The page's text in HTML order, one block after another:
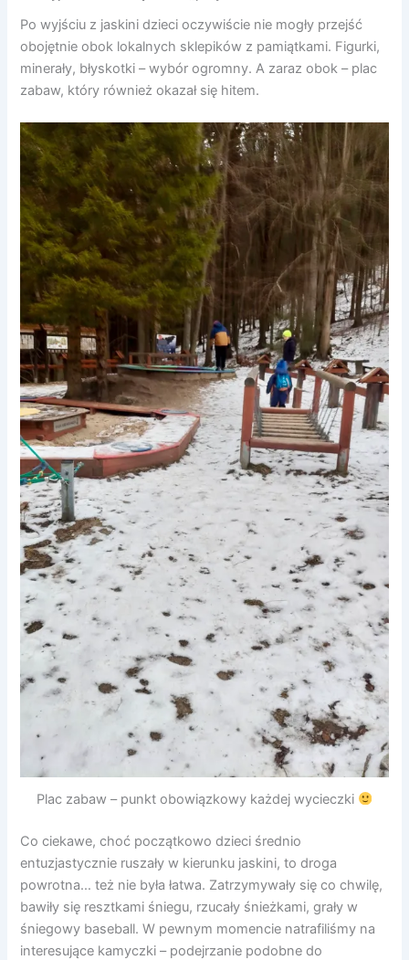
Po wyjściu z jaskini dzieci oczywiście nie mogły przejść
obojętnie obok lokalnych sklepików z pamiątkami. Figurki,
minerały, błyskotki – wybór ogromny. A zaraz obok – plac
zabaw, który również okazał się hitem.
Plac zabaw – punkt obowiązkowy każdej wycieczki
Co ciekawe, choć początkowo dzieci średnio
entuzjastycznie ruszały w kierunku jaskini, to droga
powrotna… też nie była łatwa. Zatrzymywały się co chwilę,
bawiły się resztkami śniegu, rzucały śnieżkami, grały w
śniegowy baseball. W pewnym momencie natrafiliśmy na
interesujące kamyczki – podejrzanie podobne do